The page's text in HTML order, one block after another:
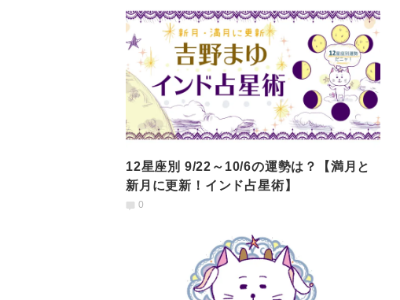
12星座別 9/22～10/6の運勢は？【満月と
新月に更新！インド占星術】
0